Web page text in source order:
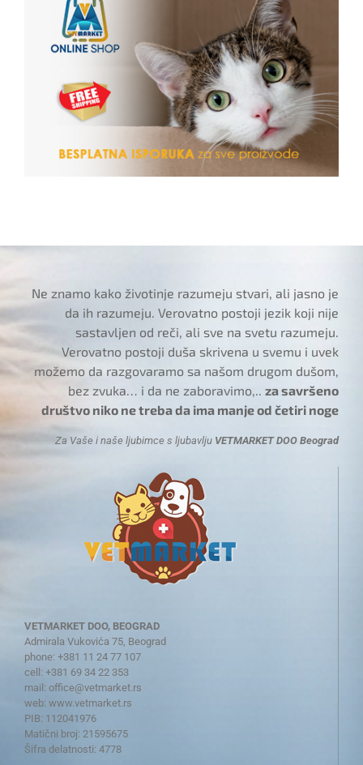
Ne znamo kako životinje razumeju stvari, ali jasno je
da ih razumeju. Verovatno postoji jezik koji nije
sastavljen od reči, ali sve na svetu razumeju.
Verovatno postoji duša skrivena u svemu i uvek
možemo da razgovaramo sa našom drugom dušom,
bez zvuka… i da ne zaboravimo,..za savršeno
društvo niko ne treba da ima manje od četiri noge
Za Vaše i naše ljubimce s ljubavlju VETMARKET DOO Beograd
VETMARKET DOO, BEOGRAD
Admirala Vukovića 75, Beograd
phone: +381 11 24 77 107
cell: +381 69 34 22 353
mail: office@vetmarket.rs
web: www.vetmarket.rs
PIB: 112041976
Matični broj: 21595675
Šifra delatnosti: 4778